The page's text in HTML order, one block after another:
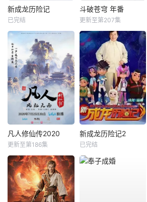
新成龙历险记
已完结
斗破苍穹 年番
更新至第207集
凡人修仙传2020
更新至第186集
新成龙历险记2
已完结